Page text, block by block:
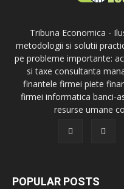
Tribuna Economica -
metodologii si solutii
pe probleme importante:
si taxe consultanta
finantele firmei piete
firmei informatica banci-
resurse umane
POPULAR POSTS